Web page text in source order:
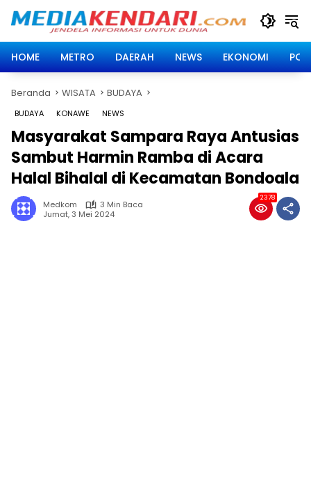
HOME
METRO DAERAH NEWS EKONOMI
Beranda WISATA BUDAYA
BUDAYA KONAWE NEWS
Masyarakat Sampara Raya Antusias
Sambut Harmin Ramba di Acara
Halal Bihalal di Kecamatan Bondoala
Medkom
3 Min Baca
Jumat, 3 Mei 2024
2378